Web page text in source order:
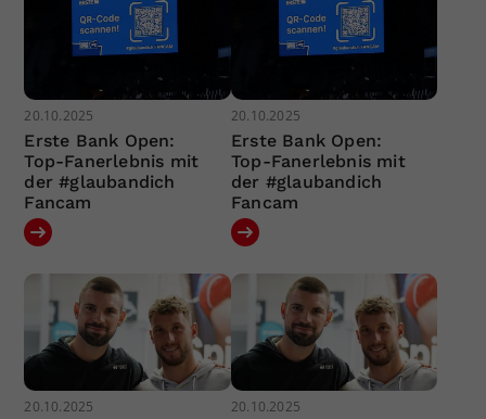
20.10.2025
Erste Bank Open:
Top-Fanerlebnis mit
der #glaubandich
Fancam
20.10.2025
Erste Bank Open:
Top-Fanerlebnis mit
der #glaubandich
Fancam
20.10.2025 20.10.2025